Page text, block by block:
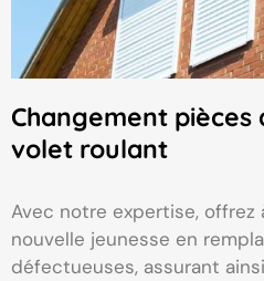
Changement pièces
volet roulant
Avec notre expertise,
nouvelle jeunesse en
défectueuses, assurant